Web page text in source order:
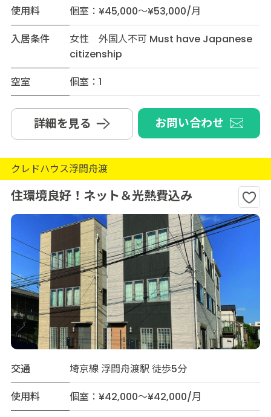
使用料
個室：¥45,000～¥53,000/月
入居条件
女性 外国人不可 Must have Japanese
citizenship
空室
個室：1
詳細を見る お問い合わせ
クレドハウス浮間舟渡
住環境良好！ネット＆光熱費込み
交通
埼京線 浮間舟渡駅 徒歩5分
使用料
個室：¥42,000～¥42,000/月